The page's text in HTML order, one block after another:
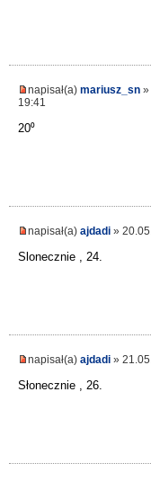
napisał(a) mariusz_sn »
19:41
20⁰
napisał(a) ajdadi »
Slonecznie , 24.
napisał(a) ajdadi »
Słonecznie , 26.